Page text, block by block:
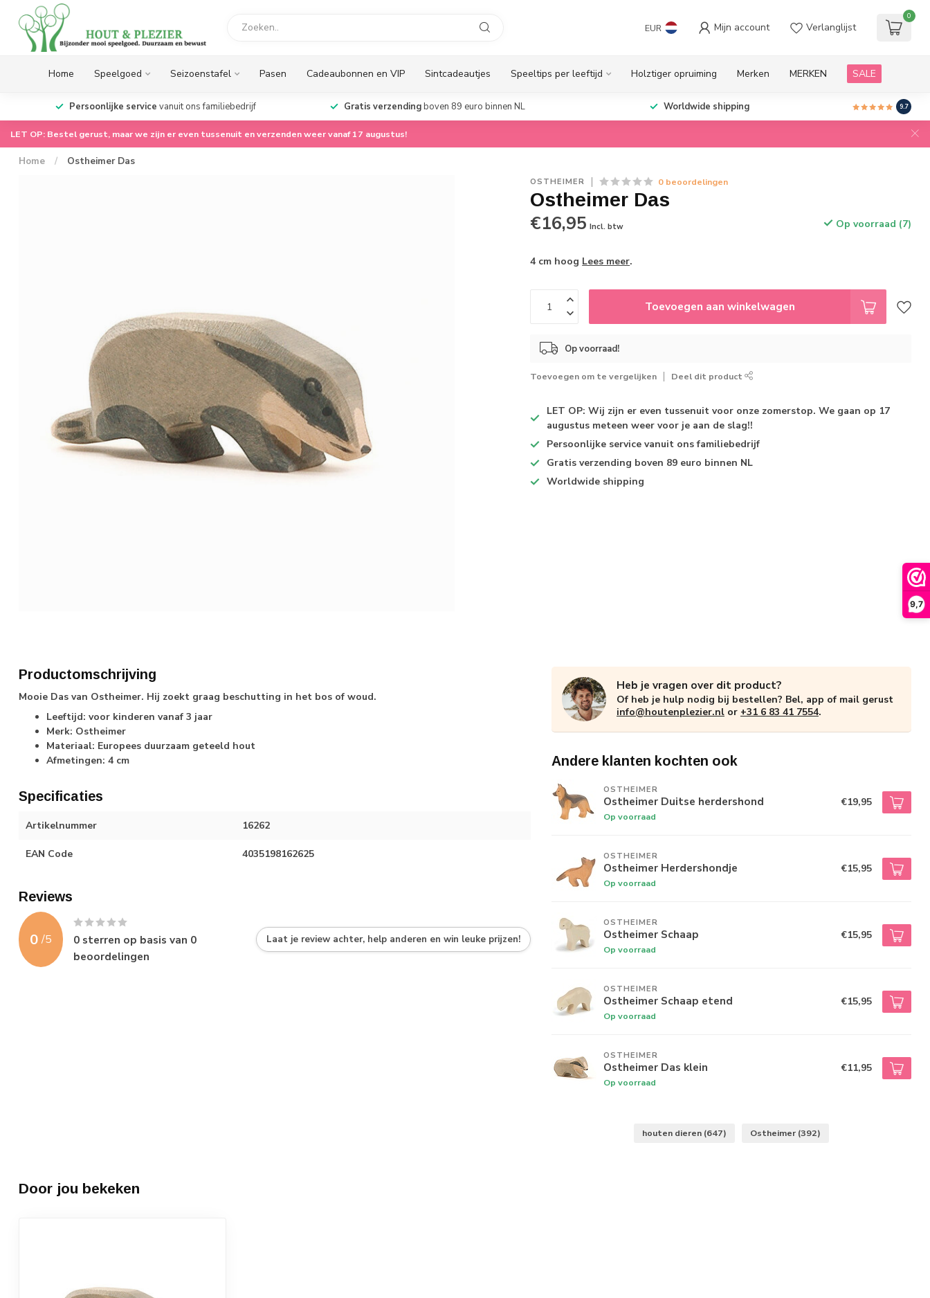
9,7
EUR Mijn account Verlanglijst
0
Home Speelgoed Seizoenstafel Pasen Cadeaubonnen en VIP Sintcadeautjes Speeltips per leeftijd Holztiger opruiming Merken MERKEN SALE
Persoonlijke service vanuit ons familiebedrijf Gratis verzendingboven 89 euro binnen NL Worldwide shipping 9.7
LET OP: Bestel gerust, maar we zijn er even tussenuit en verzenden weer vanaf 17 augustus!
Home / Ostheimer Das
OSTHEIMER 0 beoordelingen
Ostheimer Das
€16,95 Incl. btw Op voorraad (7)
4 cm hoog Lees meer.
Toevoegen aan winkelwagen
Op voorraad!
Toevoegen om te vergelijken Deel dit product
LET OP: Wij zijn er even tussenuit voor onze zomerstop. We gaan op 17
augustus meteen weer voor je aan de slag!!
Persoonlijke service vanuit ons familiebedrijf
Gratis verzending boven 89 euro binnen NL
Worldwide shipping
Productomschrijving
Mooie Das van Ostheimer. Hij zoekt graag beschutting in het bos of woud.
Leeftijd: voor kinderen vanaf 3 jaar
Merk: Ostheimer
Materiaal: Europees duurzaam geteeld hout
Afmetingen: 4 cm
Specificaties
Artikelnummer 16262
EAN Code 4035198162625
Reviews
0 /5 0 sterren op basis van 0
beoordelingen
Laat je review achter, help anderen en win leuke prijzen!
Heb je vragen over dit product?
Of heb je hulp nodig bij bestellen? Bel, app of mail gerust
info@houtenplezier.nl or +31 6 83 41 7554.
Andere klanten kochten ook
OSTHEIMER
Ostheimer Duitse herdershond
Op voorraad
€19,95
OSTHEIMER
Ostheimer Herdershondje
Op voorraad
€15,95
OSTHEIMER
Ostheimer Schaap
Op voorraad
€15,95
OSTHEIMER
Ostheimer Schaap etend
Op voorraad
€15,95
OSTHEIMER
Ostheimer Das klein
Op voorraad
€11,95
houten dieren (647) Ostheimer (392)
Door jou bekeken